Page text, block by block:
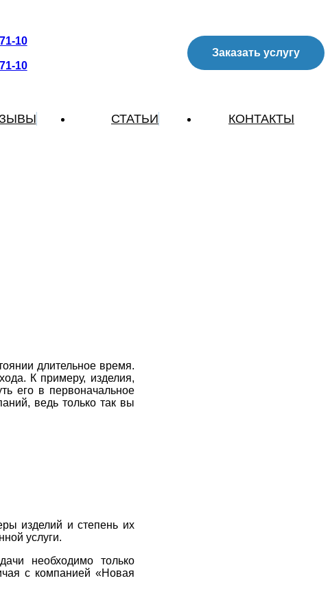
10
10
Заказать услугу
СТАТЬИ КОНТАКТЫ
длительное время.
К примеру, изделия,
его в первоначальное
ведь только так вы
изделий и степень их
услуги.
необходимо только
с компанией «Новая